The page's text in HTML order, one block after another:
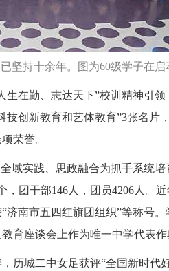
坚持十余年。图为60级学子在启
生在勤、志达天下”校训精神引
创新教育和艺体教育”3张名片
荣誉。
域实践、思政融合为抓手系统培
团干部146人，团员4206人。
南市五四红旗团组织”等称号
育座谈会上作为唯一中学代表作
历城二中女足获评“全国新时代